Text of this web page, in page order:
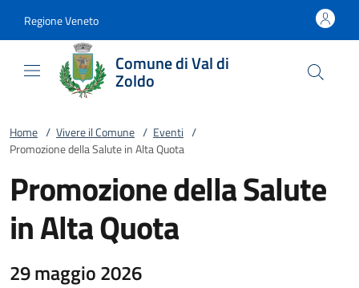
Regione Veneto
Comune di Val di
Zoldo
Home / Vivere il Comune / Eventi /
Promozione della Salute in Alta Quota
Promozione della Salute
in Alta Quota
29 maggio 2026